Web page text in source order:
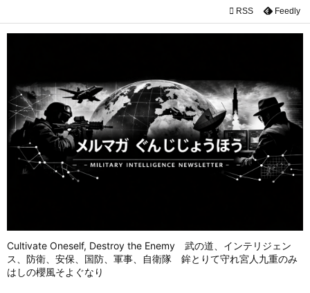
Cultivate Oneself, Destroy the Enemy 武の道、インテリジェン
ス、防衛、安保、国防、軍事、自衛隊 鉾とりて守れ宮人九重のみ
はしの櫻風そよぐなり


次へ

検索
 RSS Feedly